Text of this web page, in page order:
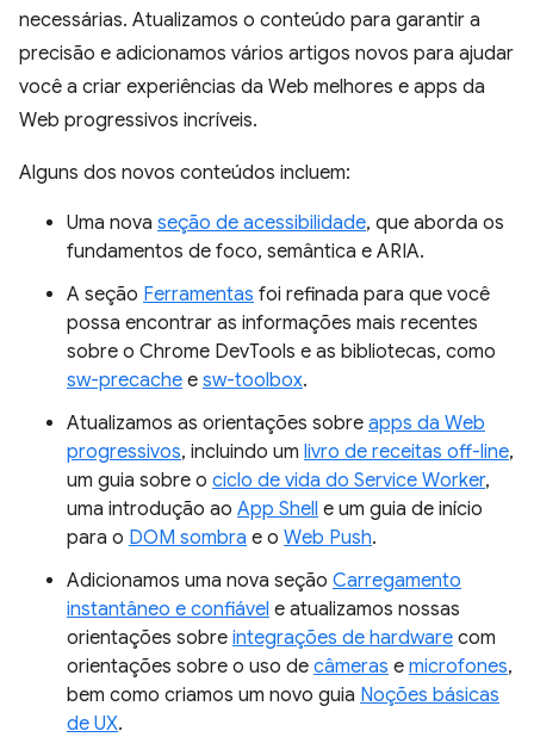
necessárias. Atualizamos o conteúdo para garantir a
precisão e adicionamos vários artigos novos para ajudar
você a criar experiências da Web melhores e apps da
Web progressivos incríveis.
Alguns dos novos conteúdos incluem:
Uma nova seção de acessibilidade, que aborda os
fundamentos de foco, semântica e ARIA.
A seção Ferramentas foi refinada para que você
possa encontrar as informações mais recentes
sobre o Chrome DevTools e as bibliotecas, como
sw-precache e sw-toolbox.
Atualizamos as orientações sobre apps da Web
progressivos, incluindo um livro de receitas off-line,
um guia sobre o ciclo de vida do Service Worker,
uma introdução ao App Shell e um guia de início
para o DOM sombra e o Web Push.
Adicionamos uma nova seção Carregamento
instantâneo e confiável e atualizamos nossas
orientações sobre integrações de hardware com
orientações sobre o uso de câmeras e microfones,
bem como criamos um novo guia Noções básicas
de UX.